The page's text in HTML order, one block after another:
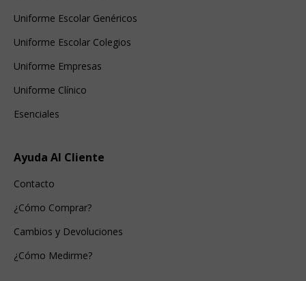
Uniforme Escolar Genéricos
Uniforme Escolar Colegios
Uniforme Empresas
Uniforme Clínico
Esenciales
Ayuda Al Cliente
Contacto
¿Cómo Comprar?
Cambios y Devoluciones
¿Cómo Medirme?